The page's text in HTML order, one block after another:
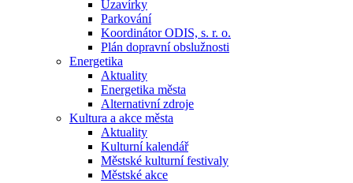
Uzavírky
Parkování
Koordinátor ODIS, s. r. o.
Plán dopravní obslužnosti
Energetika
Aktuality
Energetika města
Alternativní zdroje
Kultura a akce města
Aktuality
Kulturní kalendář
Městské kulturní festivaly
Městské akce